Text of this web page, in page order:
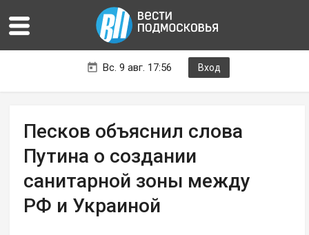
Вс. 9 авг. 17:56 Вход
Песков объяснил слова
Путина о создании
санитарной зоны между
РФ и Украиной